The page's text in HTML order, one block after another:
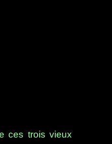
ces trois vieux